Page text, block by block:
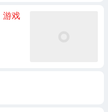
游戏